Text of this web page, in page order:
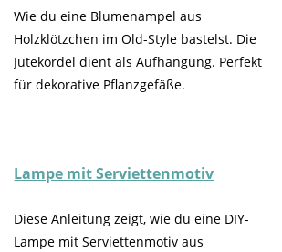
Wie du eine Blumenampel aus
Holzklötzchen im Old-Style bastelst. Die
Jutekordel dient als Aufhängung. Perfekt
für dekorative Pflanzgefäße.
Lampe mit Serviettenmotiv
Diese Anleitung zeigt, wie du eine DIY-
Lampe mit Serviettenmotiv aus